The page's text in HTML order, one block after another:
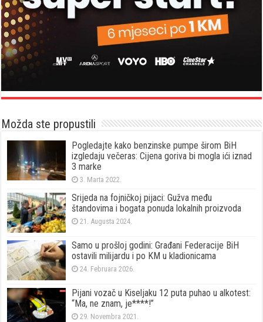
Možda ste propustili
Pogledajte kako benzinske pumpe širom BiH
izgledaju večeras: Cijena goriva bi mogla ići iznad
3 marke
3. Marta 2022.
Srijeda na fojničkoj pijaci: Gužva među
štandovima i bogata ponuda lokalnih proizvoda
21. Augusta 2024.
Samo u prošloj godini: Građani Federacije BiH
ostavili milijardu i po KM u kladionicama
24. Februara 2026.
Pijani vozač u Kiseljaku 12 puta puhao u alkotest:
“Ma, ne znam, je****!”
29. Novembra 2021.